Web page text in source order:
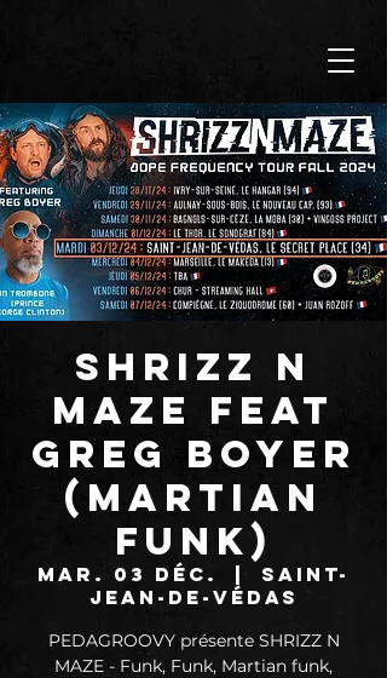
SHRIZZ N
MAZE feat
Greg BOYER
(Martian
Funk)
mar. 03 déc.
  |
Saint-
Jean-de-Védas
PEDAGROOVY présente SHRIZZ N
MAZE - Funk, Funk, Martian funk,